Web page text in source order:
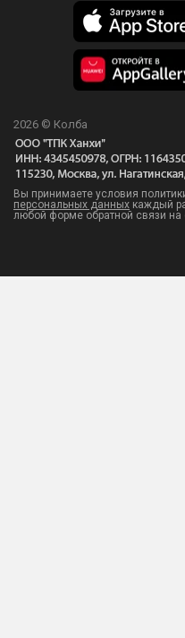
2026 © Колба
Вы принимаете условия
персональных данных каждый
любой форме обратной связи на